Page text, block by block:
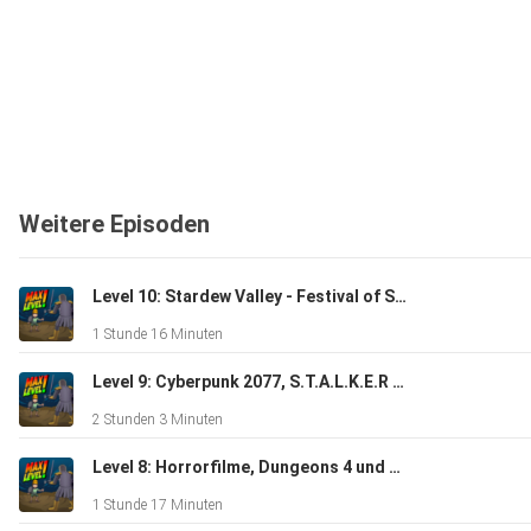
Weitere Episoden
Level 10: Stardew Valley - Festival of Seasons, Dave The Diver
1 Stunde 16 Minuten
Level 9: Cyberpunk 2077, S.T.A.L.K.E.R und Warhammer 40k
2 Stunden 3 Minuten
Level 8: Horrorfilme, Dungeons 4 und Dead Island 2
1 Stunde 17 Minuten